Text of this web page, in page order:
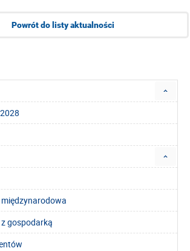
Powrót do listy aktualności
międzynarodowa
gospodarką